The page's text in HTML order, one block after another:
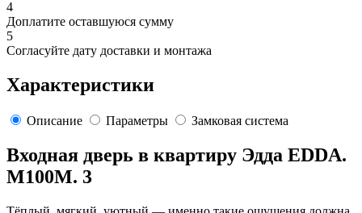
4
Доплатите оставшуюся сумму
5
Согласуйте дату доставки и монтажа
Характеристики
Описание Параметры Замковая система
Входная дверь в квартиру Эдда EDDA.
M100M. 3